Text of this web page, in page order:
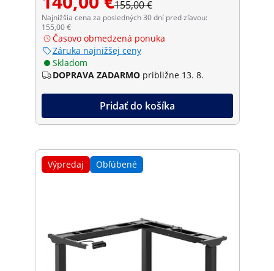
155,00 €
Najnižšia cena za posledných 30 dní pred zľavou:
155,00 €
Časovo obmedzená ponuka
Záruka najnižšej ceny
Skladom
DOPRAVA ZADARMO približne 13. 8.
Pridať do košíka
Výpredaj Obľúbené